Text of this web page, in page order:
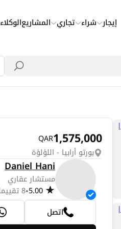
إيجار شراء تجاري المشاريعالوكلاء
1,575,000
QAR
بورتو أرابيا - اللؤلؤة
Daniel Hani
مستشار عقاري
5.00
•8 تقييمات موثقة
اتصل